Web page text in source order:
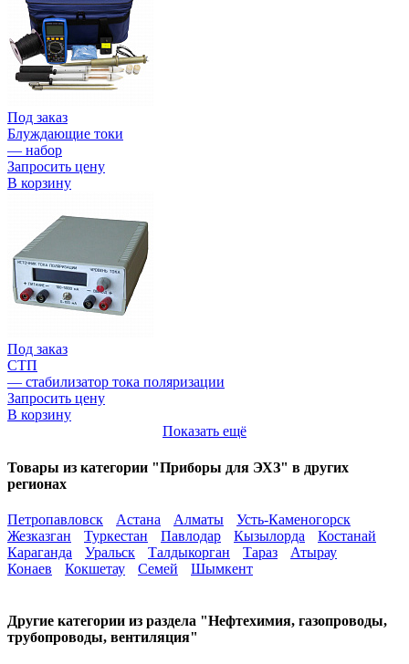
Под заказ
Блуждающие токи
— набор
Запросить цену
В корзину
Под заказ
СТП
— стабилизатор тока поляризации
Запросить цену
В корзину
Показать ещё
Товары из категории "Приборы для ЭХЗ" в других
регионах
Петропавловск Астана Алматы
Усть-Каменогорск
Жезказган
Туркестан Павлодар Кызылорда
Костанай
Караганда
Уральск Талдыкорган Тараз
Атырау
Конаев
Кокшетау Семей Шымкент
Другие категории из раздела "Нефтехимия, газопроводы,
трубопроводы, вентиляция"